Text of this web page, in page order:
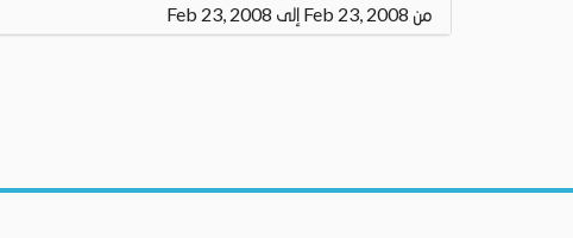
من Feb 23, 2008 إلى Feb 23, 2008